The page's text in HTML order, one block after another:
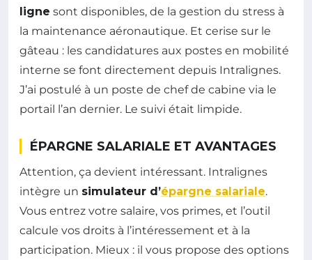
ligne sont disponibles, de la gestion du stress à
la maintenance aéronautique. Et cerise sur le
gâteau : les candidatures aux postes en mobilité
interne se font directement depuis Intralignes.
J’ai postulé à un poste de chef de cabine via le
portail l’an dernier. Le suivi était limpide.
ÉPARGNE SALARIALE ET AVANTAGES
Attention, ça devient intéressant. Intralignes
intègre un simulateur d’épargne salariale.
Vous entrez votre salaire, vos primes, et l’outil
calcule vos droits à l’intéressement et à la
participation. Mieux : il vous propose des options